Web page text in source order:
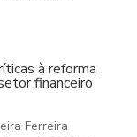
à reforma
financeiro
Ferreira